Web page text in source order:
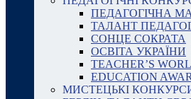
ПЕДАГОГІЧНА
ТАЛАНТ
СОНЦЕ СОКРАТА
ОСВІТА УКРАЇНИ
TEACHER’S
EDUCATION
МИСТЕЦЬКІ